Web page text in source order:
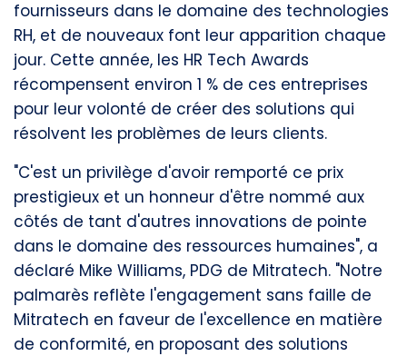
fournisseurs dans le domaine des technologies
RH, et de nouveaux font leur apparition chaque
jour. Cette année, les HR Tech Awards
récompensent environ 1 % de ces entreprises
pour leur volonté de créer des solutions qui
résolvent les problèmes de leurs clients.
"C'est un privilège d'avoir remporté ce prix
prestigieux et un honneur d'être nommé aux
côtés de tant d'autres innovations de pointe
dans le domaine des ressources humaines", a
déclaré Mike Williams, PDG de Mitratech. "Notre
palmarès reflète l'engagement sans faille de
Mitratech en faveur de l'excellence en matière
de conformité, en proposant des solutions